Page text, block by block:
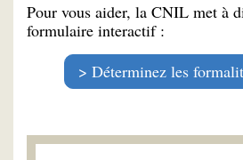
Pour vous aider, la CNIL met à
formulaire interactif :
Déterminez les